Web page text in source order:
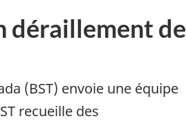
déraillement de
(BST) envoie une équipe
recueille des